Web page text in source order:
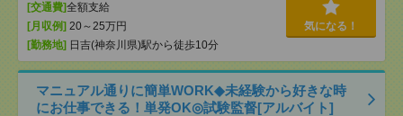
[交通費]全額支給
[月収例] 20～25万円
[勤務地] 日吉(神奈川県)駅から徒歩10分
気になる！
マニュアル通りに簡単WORK◆未経験から好きな時
にお仕事できる！単発OK◎試験監督[アルバイト]